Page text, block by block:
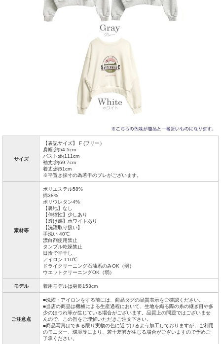
サイズ
【表記サイズ】 F (フリー）
肩幅:約54.5cm
バスト:約111cm
袖丈:約69.7cm
着丈:約51cm
※平置き採寸の為若干のブレがございます。
素材等
ポリエステル58%
綿38%
ポリウレタン4%
【裏地】なし
【伸縮性】少しあり
【透け感】ホワイトあり
【洗濯取り扱い】
手洗い 40℃
漂白剤使用禁止
タンブル乾燥禁止
日陰で平干し
アイロン 110℃
ドライクリーニング石油系のみOK（弱）
ウエットクリーニングOK（弱）
モデル 着用モデルは身長153cm
ご注意点
■洗濯・アイロンをする前には、商品タグの品質表示をご確認ください。
■当店の商品は機械による生産過程において、生地を織る際の糸の継ぎ目や多
少のほつれ等が生じている場合がございます。品質上の問題ではございませ
んので、この旨をご理解いただきご注文下さい。
■商品写真はできる限り実物の色に近づけるよう加工しておりますが、ご利用
のモニター、環境等により、若干差異が生じる場合がございますので予めご
了承ください。